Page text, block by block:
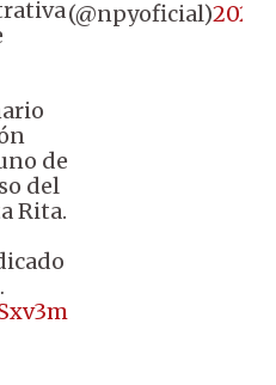
de
del
Rita.
(@npyoficial)2026